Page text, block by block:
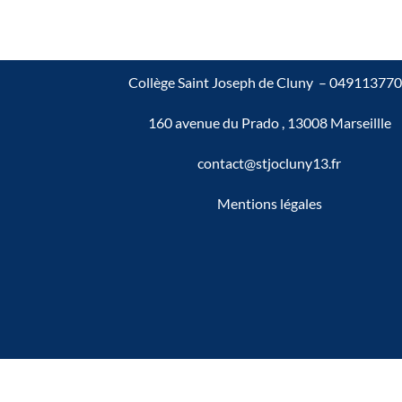
Collège Saint Joseph de Cluny –
160 avenue du Prado , 13008 Marseillle
contact@stjocluny13.fr
Mentions légales